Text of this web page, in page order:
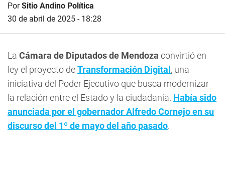
PorSitio Andino Política
30 de abril de 2025 - 18:28
La Cámara de Diputados de Mendoza convirtió en
ley el proyecto deTransformación Digital, una
iniciativa del Poder Ejecutivo que busca modernizar
la relación entre el Estado y la ciudadanía. Había sido
anunciada por el gobernador Alfredo Cornejo en su
discurso del 1º de mayo del año pasado.